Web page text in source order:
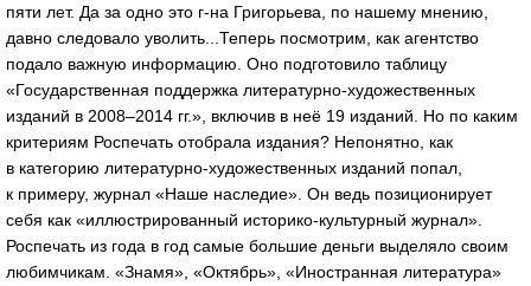
пяти лет. Да за одно это г-на Григорьева, по нашему мнению,
давно следовало уволить...Теперь посмотрим, как агентство
подало важную информацию. Оно подготовило таблицу
«Государственная поддержка литературно-художественных
изданий в 2008–2014 гг.», включив в неё 19 изданий. Но по каким
критериям Роспечать отобрала издания? Непонятно, как
в категорию литературно-художественных изданий попал,
к примеру, журнал «Наше наследие». Он ведь позиционирует
себя как «иллюстрированный историко-культурный журнал».
Роспечать из года в год самые большие деньги выделяло своим
любимчикам. «Знамя», «Октябрь», «Иностранная литература»